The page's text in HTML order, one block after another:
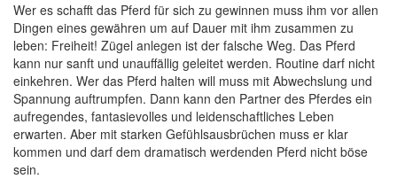
Wer es schafft das Pferd für sich zu gewinnen muss ihm vor allen
Dingen eines gewähren um auf Dauer mit ihm zusammen zu
leben: Freiheit! Zügel anlegen ist der falsche Weg. Das Pferd
kann nur sanft und unauffällig geleitet werden. Routine darf nicht
einkehren. Wer das Pferd halten will muss mit Abwechslung und
Spannung auftrumpfen. Dann kann den Partner des Pferdes ein
aufregendes, fantasievolles und leidenschaftliches Leben
erwarten. Aber mit starken Gefühlsausbrüchen muss er klar
kommen und darf dem dramatisch werdenden Pferd nicht böse
sein.